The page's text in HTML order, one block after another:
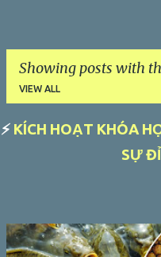
Showing posts with
VIEW ALL
s
⚡ KÍCH HOẠT KHÓA
SỰ